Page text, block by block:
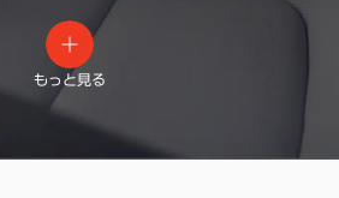
もっと見る